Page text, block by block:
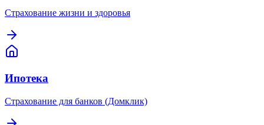
Страхование жизни и здоровья
Ипотека
Страхование для банков (Домклик)